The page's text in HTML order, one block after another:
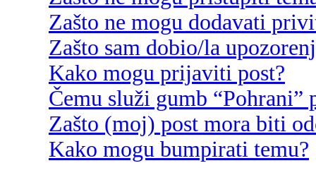
Zašto ne mogu dodavati
Zašto sam dobio/la
Kako mogu prijaviti post?
Čemu služi gumb
Zašto (moj) post mora biti
Kako mogu bumpirati temu?